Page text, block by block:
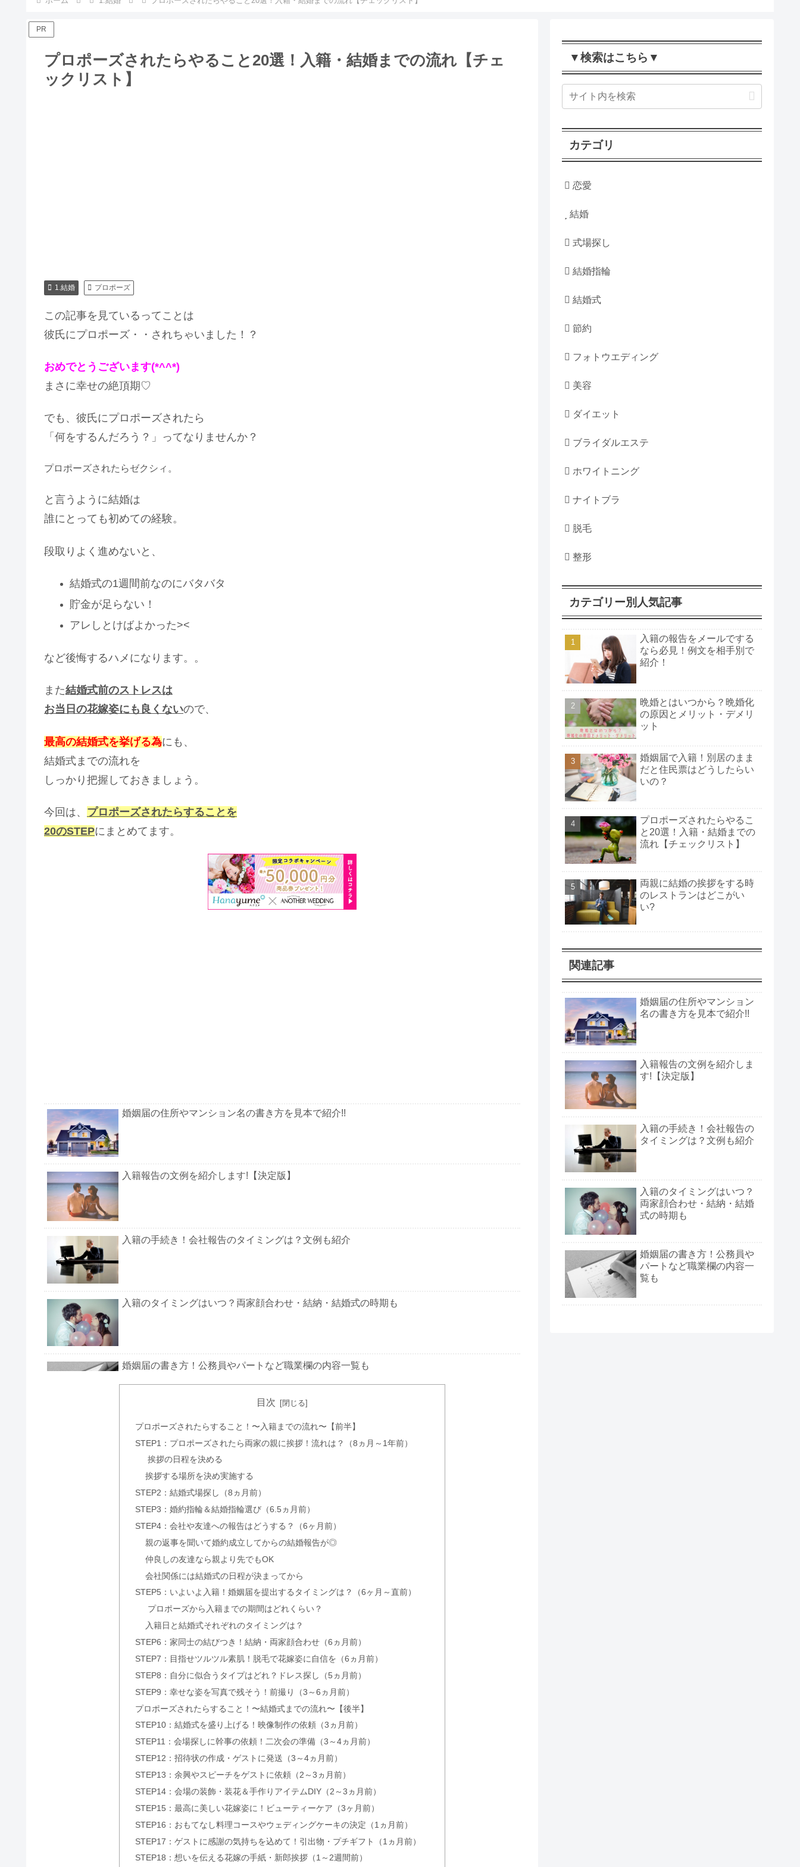
PR
プロポーズされたらやること20選！入籍・結婚までの流れ【チェ
ックリスト】
1.結婚 プロポーズ
この記事を見ているってことは
彼氏にプロポーズ・・されちゃいました！？
おめでとうございます(*^^*)
まさに幸せの絶頂期♡
でも、彼氏にプロポーズされたら
「何をするんだろう？」ってなりませんか？
プロポーズされたらゼクシィ。
と言うように結婚は
誰にとっても初めての経験。
段取りよく進めないと、
結婚式の1週間前なのにバタバタ
貯金が足らない！
アレしとけばよかった><
など後悔するハメになります。。
また結婚式前のストレスは
お当日の花嫁姿にも良くないので、
最高の結婚式を挙げる為にも、
結婚式までの流れを
しっかり把握しておきましょう。
今回は、 プロポーズされたらすることを
20のSTEPにまとめてます。
婚姻届の住所やマンション名の書き方を見本で紹介!!
入籍報告の文例を紹介します!【決定版】
入籍の手続き！会社報告のタイミングは？文例も紹介
入籍のタイミングはいつ？両家顔合わせ・結納・結婚式の時期も
婚姻届の書き方！公務員やパートなど職業欄の内容一覧も
両親に結婚の挨拶をする時のレストランはどこがいい?
結納金はなしでもOK?その意味と割合は?
【ジャンル別】結婚挨拶の手土産おすすめ30選！渡し方やのしマナーも解説
入籍の日取りの決め方！夫婦運がUPする５つの選び方は？
入籍後の住民票！別居が続く場合はそのままでもいいの？
入籍の報告をメールでするなら必見！例文を相手別で紹介！
婚姻届で本籍地が変更できる！人気の場所は
目次
プロポーズされたらすること！〜入籍までの流れ〜【前半】
STEP1：プロポーズされたら両家の親に挨拶！流れは？（8ヵ月～1年前）
挨拶の日程を決める
挨拶する場所を決め実施する
STEP2：結婚式場探し（8ヵ月前）
STEP3：婚約指輪＆結婚指輪選び（6.5ヵ月前）
STEP4：会社や友達への報告はどうする？（6ヶ月前）
親の返事を聞いて婚約成立してからの結婚報告が◎
仲良しの友達なら親より先でもOK
会社関係には結婚式の日程が決まってから
STEP5：いよいよ入籍！婚姻届を提出するタイミングは？（6ヶ月～直前）
プロポーズから入籍までの期間はどれくらい？
入籍日と結婚式それぞれのタイミングは？
STEP6：家同士の結びつき！結納・両家顔合わせ（6ヵ月前）
STEP7：目指せツルツル素肌！脱毛で花嫁姿に自信を（6ヵ月前）
STEP8：自分に似合うタイプはどれ？ドレス探し（5ヵ月前）
STEP9：幸せな姿を写真で残そう！前撮り（3～6ヵ月前）
プロポーズされたらすること！〜結婚式までの流れ〜【後半】
STEP10：結婚式を盛り上げる！映像制作の依頼（3ヵ月前）
STEP11：会場探しに幹事の依頼！二次会の準備（3～4ヵ月前）
STEP12：招待状の作成・ゲストに発送（3～4ヵ月前）
STEP13：余興やスピーチをゲストに依頼（2～3ヵ月前）
STEP14：会場の装飾・装花＆手作りアイテムDIY（2～3ヵ月前）
STEP15：最高に美しい花嫁姿に！ビューティーケア（3ヶ月前）
STEP16：おもてなし料理コースやウェディングケーキの決定（1ヵ月前）
STEP17：ゲストに感謝の気持ちを込めて！引出物・プチギフト（1ヵ月前）
STEP18：想いを伝える花嫁の手紙・新郎挨拶（1～2週間前）
▼検索はこちら▼
カテゴリ
恋愛
結婚
式場探し
結婚指輪
結婚式
節約
フォトウエディング
美容
ダイエット
ブライダルエステ
ホワイトニング
ナイトブラ
脱毛
整形
カテゴリー別人気記事
入籍の報告をメールでする
なら必見！例文を相手別で
紹介！
晩婚とはいつから？晩婚化
の原因とメリット・デメリ
ット
婚姻届で入籍！別居のまま
だと住民票はどうしたらい
いの？
プロポーズされたらやるこ
と20選！入籍・結婚までの
流れ【チェックリスト】
両親に結婚の挨拶をする時
のレストランはどこがい
い?
関連記事
婚姻届の住所やマンション
名の書き方を見本で紹介!!
入籍報告の文例を紹介しま
す!【決定版】
入籍の手続き！会社報告の
タイミングは？文例も紹介
入籍のタイミングはいつ？
両家顔合わせ・結納・結婚
式の時期も
婚姻届の書き方！公務員や
パートなど職業欄の内容一
覧も